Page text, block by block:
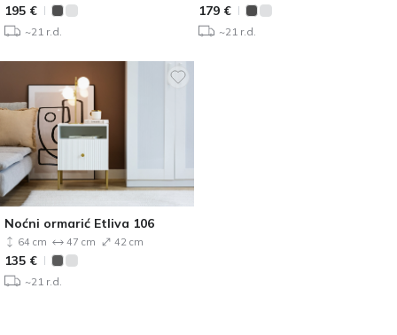
195 €
~21 r.d.
179 €
~21 r.d.
Noćni ormarić Etliva 106
64 cm 47 cm 42 cm
135 €
~21 r.d.